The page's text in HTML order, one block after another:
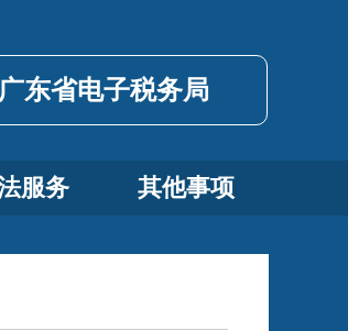
广东省电子税务局
服务 其他事项